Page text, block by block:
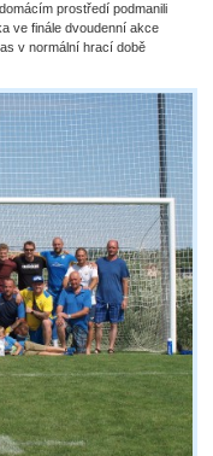
prostředí podmanili
ve finále dvoudenní akce
v normální hrací době